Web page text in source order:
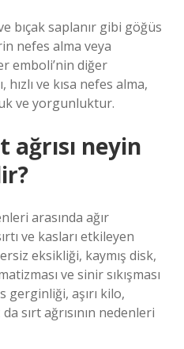
bıçak saplanır gibi göğüs
nefes alma veya
emboli’nin diğer
hızlı ve kısa nefes alma,
ve yorgunluktur.
ağrısı neyin
arasında ağır
ve kasları etkileyen
eksikliği, kaymış disk,
ve sinir sıkışması
aşırı kilo,
sırt ağrısının nedenleri